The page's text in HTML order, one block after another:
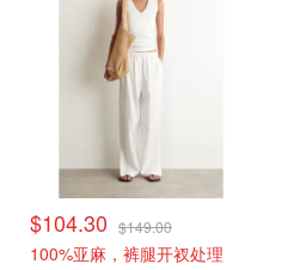
$104.30 $149.00
100%亚麻，裤腿开衩处理